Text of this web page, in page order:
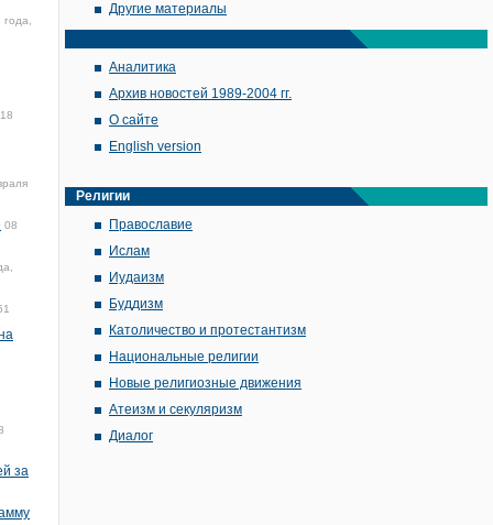
08
за
Другие материалы
Аналитика
Архив новостей 1989-2004 гг.
О сайте
English version
Религии
Православие
Ислам
Иудаизм
Буддизм
Католичество и протестантизм
Национальные религии
Новые религиозные движения
Атеизм и секуляризм
Диалог